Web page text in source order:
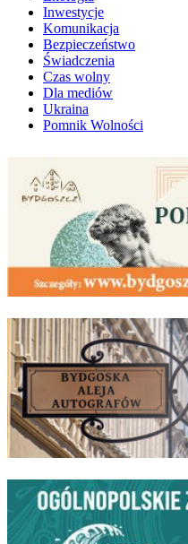
Inwestycje
Komunikacja
Bezpieczeństwo
Świadczenia
Czas wolny
Dla mediów
Ukraina
Pomnik Wolności